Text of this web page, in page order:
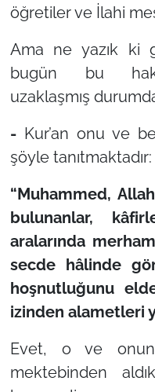
öğretiler ve İlahi
Ama ne yazık ki
bugün bu
uzaklaşmış
- Kur’an onu ve
şöyle tanıtmaktadır:
“Muhammed,
bulunanlar,
aralarında
secde hâlinde
hoşnutluğunu
izinden alametleri
Evet, o ve
mektebinden